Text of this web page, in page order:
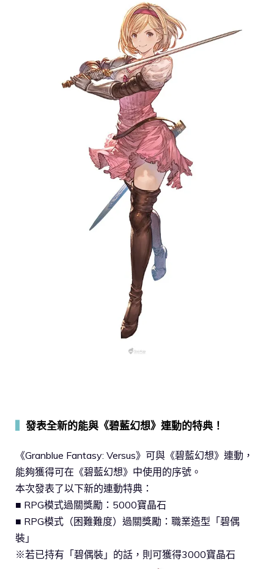
發表全新的能與《碧藍幻想》連動的特典！
《Granblue Fantasy: Versus》可與《碧藍幻想》連動，
能夠獲得可在《碧藍幻想》中使用的序號。
本次發表了以下新的連動特典：
■ RPG模式過關獎勵：5000寶晶石
■ RPG模式（困難難度）過關獎勵：職業造型「碧偶
裝」
※若已持有「碧偶裝」的話，則可獲得3000寶晶石